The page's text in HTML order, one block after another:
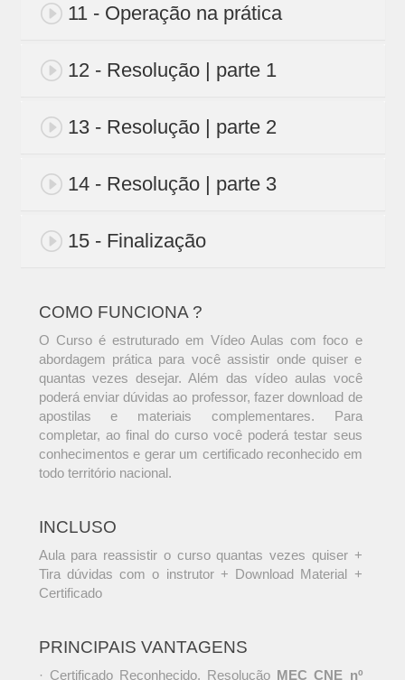
11 - Operação na prática
12 - Resolução | parte 1
13 - Resolução | parte 2
14 - Resolução | parte 3
15 - Finalização
COMO FUNCIONA ?
O Curso é estruturado em Vídeo Aulas com foco e
abordagem prática para você assistir onde quiser e
quantas vezes desejar. Além das vídeo aulas você
poderá enviar dúvidas ao professor, fazer download de
apostilas e materiais complementares. Para
completar, ao final do curso você poderá testar seus
conhecimentos e gerar um certificado reconhecido em
todo território nacional.
INCLUSO
Aula para reassistir o curso quantas vezes quiser +
Tira dúvidas com o instrutor + Download Material +
Certificado
PRINCIPAIS VANTAGENS
· Certificado Reconhecido. Resolução MEC CNE nº